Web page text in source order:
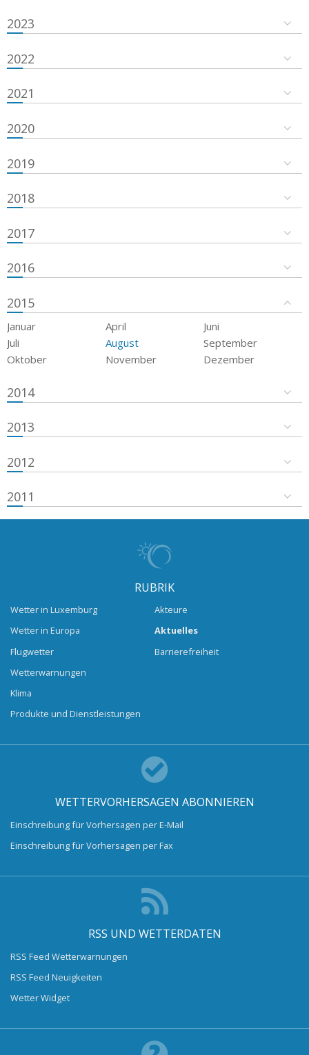
2023
2022
2021
2020
2019
2018
2017
2016
2015
Januar April
Juni
Juli
August
September
Oktober
November Dezember
2014
2013
2012
2011
RUBRIK
Wetter in Luxemburg
Wetter in Europa
Flugwetter
Wetterwarnungen
Klima
Produkte und Dienstleistungen
Akteure
Aktuelles
Barrierefreiheit
WETTERVORHERSAGEN ABONNIEREN
Einschreibung für Vorhersagen per E-Mail
Einschreibung für Vorhersagen per Fax
RSS UND WETTERDATEN
RSS Feed Wetterwarnungen
RSS Feed Neuigkeiten
Wetter Widget